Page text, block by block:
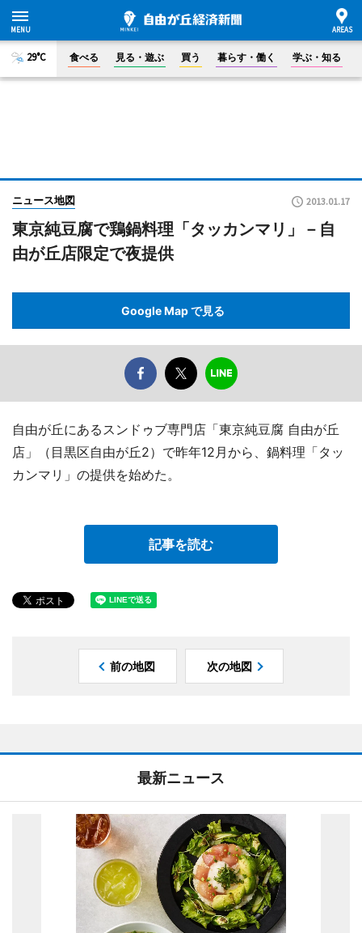
29°C 食べる 見る・遊ぶ 買う 暮らす・働く 学ぶ・知る
ニュース地図 2013.01.17
東京純豆腐で鶏鍋料理「タッカンマリ」－自
由が丘店限定で夜提供
Google Map で見る
自由が丘にあるスンドゥブ専門店「東京純豆腐 自由が丘
店」（目黒区自由が丘2）で昨年12月から、鍋料理「タッ
カンマリ」の提供を始めた。
記事を読む
前の地図 次の地図
最新ニュース